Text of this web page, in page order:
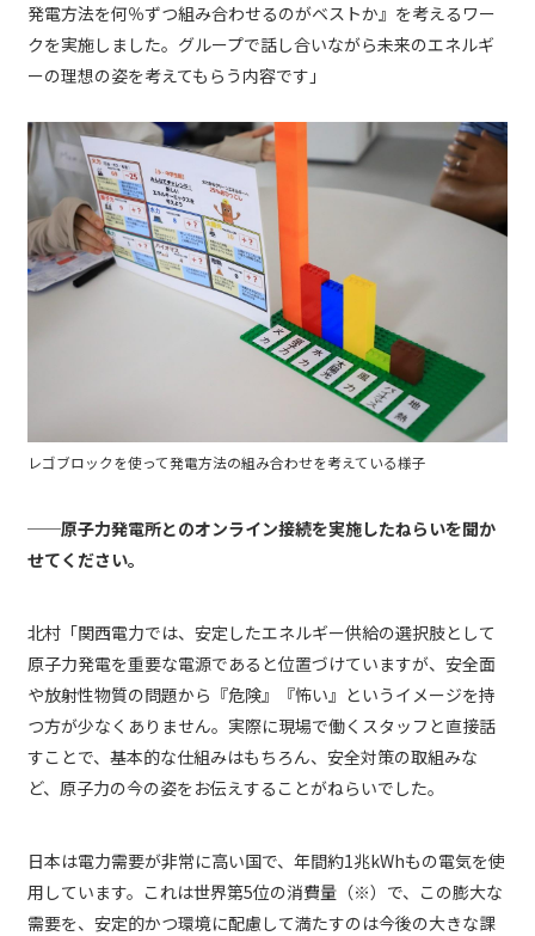
発電方法を何％ずつ組み合わせるのがベストか』を考えるワー
クを実施しました。グループで話し合いながら未来のエネルギ
ーの理想の姿を考えてもらう内容です」
レゴブロックを使って発電方法の組み合わせを考えている様子
──原子力発電所とのオンライン接続を実施したねらいを聞か
せてください。
北村「関西電力では、安定したエネルギー供給の選択肢として
原子力発電を重要な電源であると位置づけていますが、安全面
や放射性物質の問題から『危険』『怖い』というイメージを持
つ方が少なくありません。実際に現場で働くスタッフと直接話
すことで、基本的な仕組みはもちろん、安全対策の取組みな
ど、原子力の今の姿をお伝えすることがねらいでした。
日本は電力需要が非常に高い国で、年間約1兆kWhもの電気を使
用しています。これは世界第5位の消費量（※）で、この膨大な
需要を、安定的かつ環境に配慮して満たすのは今後の大きな課